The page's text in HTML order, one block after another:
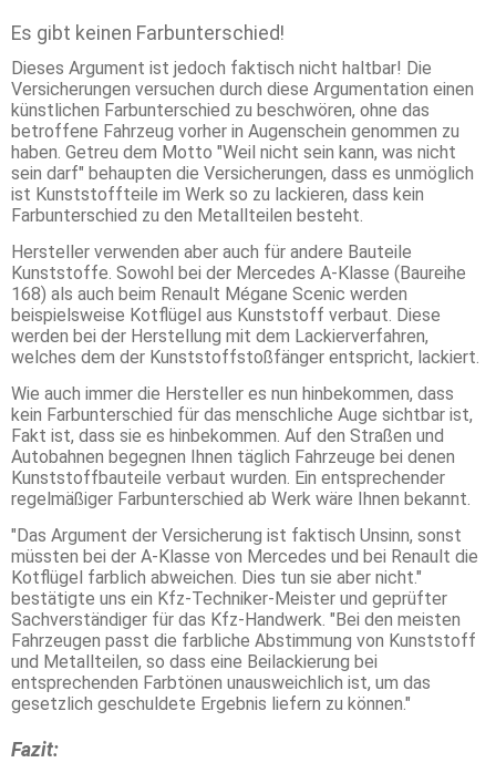
Es gibt keinen Farbunterschied!
Dieses Argument ist jedoch faktisch nicht haltbar! Die
Versicherungen versuchen durch diese Argumentation einen
künstlichen Farbunterschied zu beschwören, ohne das
betroffene Fahrzeug vorher in Augenschein genommen zu
haben. Getreu dem Motto "Weil nicht sein kann, was nicht
sein darf" behaupten die Versicherungen, dass es unmöglich
ist Kunststoffteile im Werk so zu lackieren, dass kein
Farbunterschied zu den Metallteilen besteht.
Hersteller verwenden aber auch für andere Bauteile
Kunststoffe. Sowohl bei der Mercedes A-Klasse (Baureihe
168) als auch beim Renault Mégane Scenic werden
beispielsweise Kotflügel aus Kunststoff verbaut. Diese
werden bei der Herstellung mit dem Lackierverfahren,
welches dem der Kunststoffstoßfänger entspricht, lackiert.
Wie auch immer die Hersteller es nun hinbekommen, dass
kein Farbunterschied für das menschliche Auge sichtbar ist,
Fakt ist, dass sie es hinbekommen. Auf den Straßen und
Autobahnen begegnen Ihnen täglich Fahrzeuge bei denen
Kunststoffbauteile verbaut wurden. Ein entsprechender
regelmäßiger Farbunterschied ab Werk wäre Ihnen bekannt.
"Das Argument der Versicherung ist faktisch Unsinn, sonst
müssten bei der A-Klasse von Mercedes und bei Renault die
Kotflügel farblich abweichen. Dies tun sie aber nicht."
bestätigte uns ein Kfz-Techniker-Meister und geprüfter
Sachverständiger für das Kfz-Handwerk. "Bei den meisten
Fahrzeugen passt die farbliche Abstimmung von Kunststoff
und Metallteilen, so dass eine Beilackierung bei
entsprechenden Farbtönen unausweichlich ist, um das
gesetzlich geschuldete Ergebnis liefern zu können."
Fazit: